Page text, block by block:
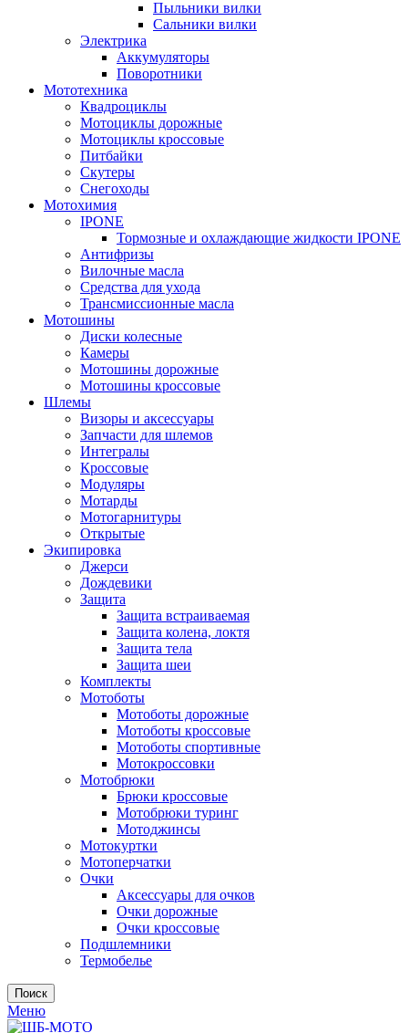
Пыльники вилки
Сальники вилки
Электрика
Аккумуляторы
Поворотники
Мототехника
Квадроциклы
Мотоциклы дорожные
Мотоциклы кроссовые
Питбайки
Скутеры
Снегоходы
Мотохимия
IPONE
Тормозные и охлаждающие жидкости IPONE
Антифризы
Вилочные масла
Средства для ухода
Трансмиссионные масла
Мотошины
Диски колесные
Камеры
Мотошины дорожные
Мотошины кроссовые
Шлемы
Визоры и аксессуары
Запчасти для шлемов
Интегралы
Кроссовые
Модуляры
Мотарды
Мотогарнитуры
Открытые
Экипировка
Джерси
Дождевики
Защита
Защита встраиваемая
Защита колена, локтя
Защита тела
Защита шеи
Комплекты
Мотоботы
Мотоботы дорожные
Мотоботы кроссовые
Мотоботы спортивные
Мотокроссовки
Мотобрюки
Брюки кроссовые
Мотобрюки туринг
Мотоджинсы
Мотокуртки
Мотоперчатки
Очки
Аксессуары для очков
Очки дорожные
Очки кроссовые
Подшлемники
Термобелье
Поиск
Меню